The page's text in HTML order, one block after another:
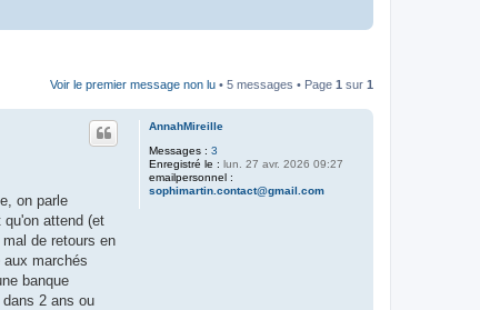
Voir le premier message non lu • 5 messages • Page 1 sur 1
AnnahMireille
Messages : 3
Enregistré le : lun. 27 avr. 2026 09:27
emailpersonnel :
sophimartin.contact@gmail.com
on parle
attend (et
de retours en
marchés
banque
2 ans ou